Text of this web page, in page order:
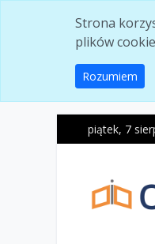
Strona
plików
Rozumiem
piątek, 7